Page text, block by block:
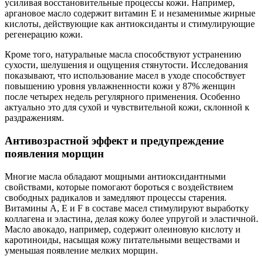
усиливая восстановительные процессы кожи. Например,
аргановое масло содержит витамин Е и незаменимые жирные
кислоты, действующие как антиоксиданты и стимулирующие
регенерацию кожи.
Кроме того, натуральные масла способствуют устранению
сухости, шелушения и ощущения стянутости. Исследования
показывают, что использование масел в уходе способствует
повышению уровня увлажненности кожи у 87% женщин
после четырех недель регулярного применения. Особенно
актуально это для сухой и чувствительной кожи, склонной к
раздражениям.
Антивозрастной эффект и предупреждение
появления морщин
Многие масла обладают мощными антиоксидантными
свойствами, которые помогают бороться с воздействием
свободных радикалов и замедляют процессы старения.
Витамины А, Е и F в составе масел стимулируют выработку
коллагена и эластина, делая кожу более упругой и эластичной.
Масло авокадо, например, содержит олеиновую кислоту и
каротиноиды, насыщая кожу питательными веществами и
уменьшая появление мелких морщин.